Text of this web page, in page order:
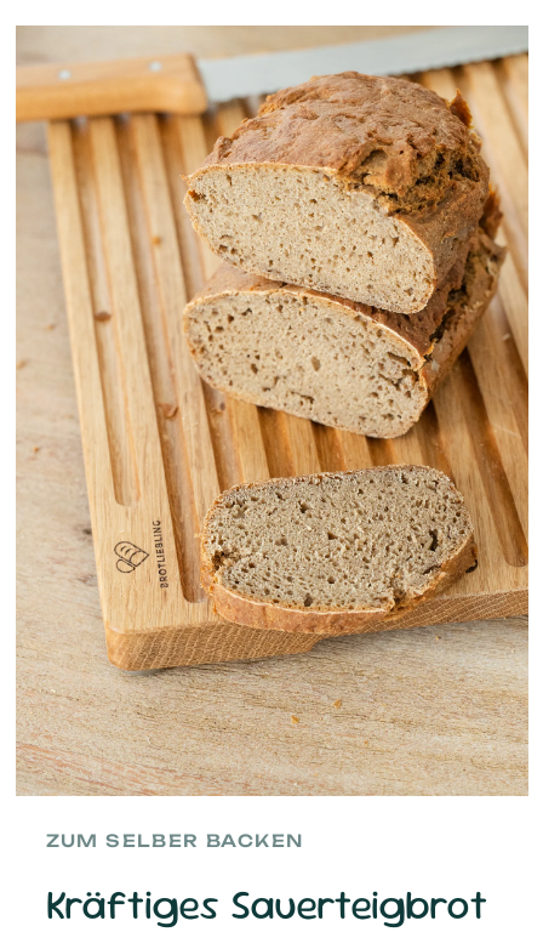
ZUM SELBER BACKEN
Kräftiges Sauerteigbrot